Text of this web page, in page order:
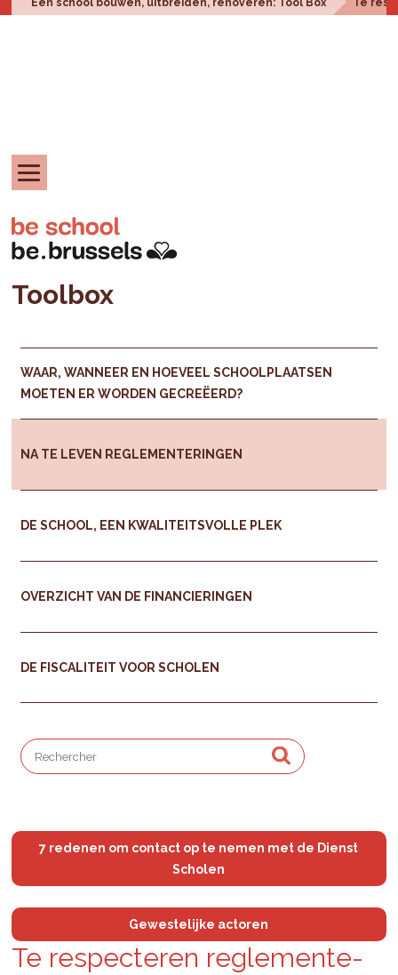
Een school bouwen, uitbreiden, renoveren: Tool Box Te
Toolbox
WAAR, WANNEER EN HOEVEEL SCHOOLPLAATSEN
MOETEN ER WORDEN GECREËERD?
NA TE LEVEN REGLEMENTERINGEN
DE SCHOOL, EEN KWALITEITSVOLLE PLEK
OVERZICHT VAN DE FINANCIERINGEN
DE FISCALITEIT VOOR SCHOLEN
7 redenen om contact op te nemen met de Dienst
Scholen
Gewestelijke actoren
Te res­pec­te­ren re­gle­men­te­